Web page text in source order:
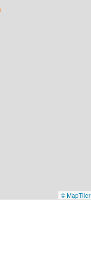
© MapTiler